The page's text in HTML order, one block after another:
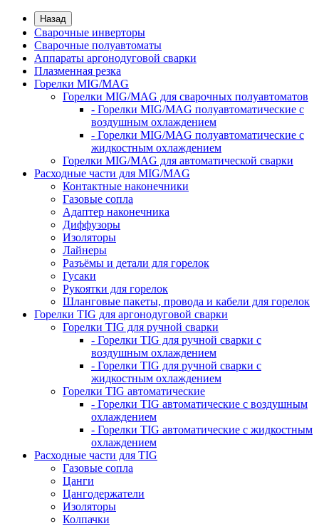
Назад
Сварочные инверторы
Сварочные полуавтоматы
Аппараты аргонодуговой сварки
Плазменная резка
Горелки MIG/MAG
Горелки MIG/MAG для сварочных полуавтоматов
- Горелки MIG/MAG полуавтоматические с
воздушным охлаждением
- Горелки MIG/MAG полуавтоматические с
жидкостным охлаждением
Горелки MIG/MAG для автоматической сварки
Расходные части для MIG/MAG
Контактные наконечники
Газовые сопла
Адаптер наконечника
Диффузоры
Изоляторы
Лайнеры
Разъёмы и детали для горелок
Гусаки
Рукоятки для горелок
Шланговые пакеты, провода и кабели для горелок
Горелки TIG для аргонодуговой сварки
Горелки TIG для ручной сварки
- Горелки TIG для ручной сварки с
воздушным охлаждением
- Горелки TIG для ручной сварки с
жидкостным охлаждением
Горелки TIG автоматические
- Горелки TIG автоматические с воздушным
охлаждением
- Горелки TIG автоматические с жидкостным
охлаждением
Расходные части для TIG
Газовые сопла
Цанги
Цангодержатели
Изоляторы
Колпачки